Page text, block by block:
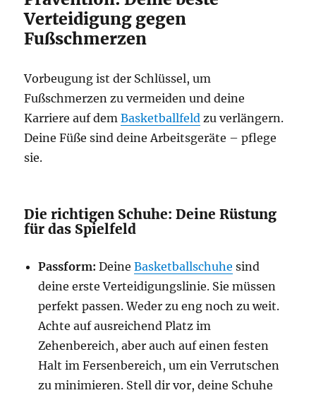
Verteidigung gegen
Fußschmerzen
Vorbeugung ist der Schlüssel, um
Fußschmerzen zu vermeiden und deine
Karriere auf demBasketballfeld zu verlängern.
Deine Füße sind deine Arbeitsgeräte – pflege
sie.
Die richtigen Schuhe: Deine Rüstung
für das Spielfeld
Passform: DeineBasketballschuhe sind
deine erste Verteidigungslinie. Sie müssen
perfekt passen. Weder zu eng noch zu weit.
Achte auf ausreichend Platz im
Zehenbereich, aber auch auf einen festen
Halt im Fersenbereich, um ein Verrutschen
zu minimieren. Stell dir vor, deine Schuhe